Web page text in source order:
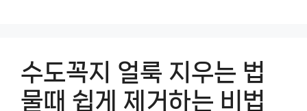
수도꼭지 얼룩 지우는 법
물때 쉽게 제거하는 비법